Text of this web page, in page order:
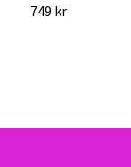
749 kr